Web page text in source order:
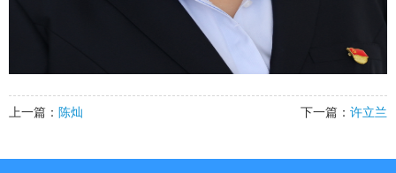
上一篇： 陈灿 下一篇： 许立兰